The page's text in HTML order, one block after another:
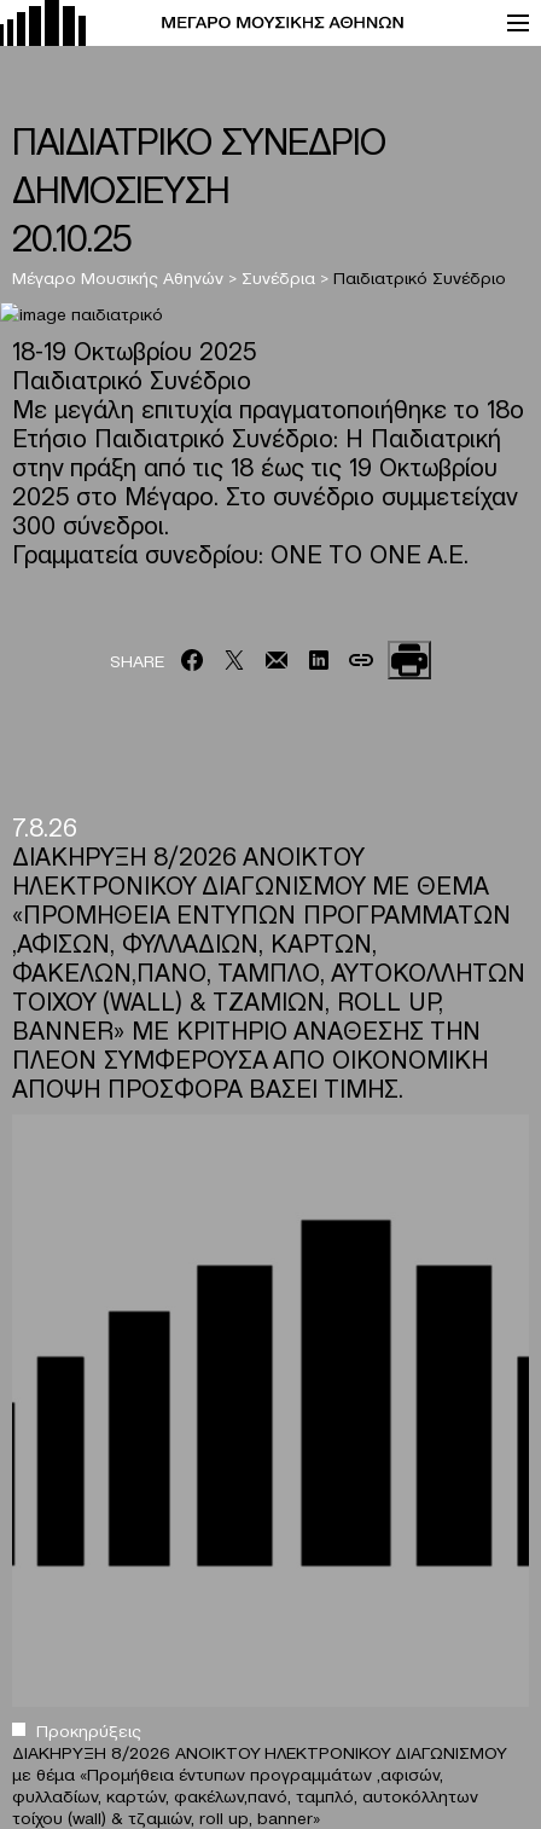
ΠΑΙΔΙΑΤΡΙΚΟ ΣΥΝΕΔΡΙΟ
ΔΗΜΟΣΙΕΥΣΗ
20.10.25
Μέγαρο Μουσικής Αθηνών > Συνέδρια > Παιδιατρικό Συνέδριο
18-19 Οκτωβρίου 2025
Παιδιατρικό Συνέδριο
Με μεγάλη επιτυχία πραγματοποιήθηκε τo 18ο
Ετήσιο Παιδιατρικό Συνέδριο: H Παιδιατρική
στην πράξη από τις 18 έως τις 19 Οκτωβρίου
2025 στο Μέγαρο. Στο συνέδριο συμμετείχαν
300 σύνεδροι.
Γραμματεία συνεδρίου: ΟΝΕ ΤΟ ΟΝΕ Α.Ε.
SHARE
7.8.26
ΔΙΑΚΗΡΥΞΗ 8/2026 ΑΝΟΙΚΤΟΥ
ΗΛΕΚΤΡΟΝΙΚΟΥ ΔΙΑΓΩΝΙΣΜΟΥ ΜΕ ΘΕΜΑ
«ΠΡΟΜΗΘΕΙΑ ΕΝΤΥΠΩΝ ΠΡΟΓΡΑΜΜΑΤΩΝ
,ΑΦΙΣΩΝ, ΦΥΛΛΑΔΙΩΝ, ΚΑΡΤΩΝ,
ΦΑΚΕΛΩΝ,ΠΑΝΟ, ΤΑΜΠΛΟ, ΑΥΤΟΚΟΛΛΗΤΩΝ
ΤΟΙΧΟΥ (WALL) & ΤΖΑΜΙΩΝ, ROLL UP,
BANNER» ΜΕ ΚΡΙΤΗΡΙΟ ΑΝΑΘΕΣΗΣ ΤΗΝ
ΠΛΕΟΝ ΣΥΜΦΕΡΟΥΣΑ ΑΠΟ ΟΙΚΟΝΟΜΙΚΗ
ΑΠΟΨΗ ΠΡΟΣΦΟΡΑ ΒΑΣΕΙ ΤΙΜΗΣ.
Προκηρύξεις
ΔΙΑΚΗΡΥΞΗ 8/2026 ΑΝΟΙΚΤΟΥ ΗΛΕΚΤΡΟΝΙΚΟΥ ΔΙΑΓΩΝΙΣΜΟΥ
με θέμα «Προμήθεια έντυπων προγραμμάτων ,αφισών,
φυλλαδίων, καρτών, φακέλων,πανό, ταμπλό, αυτοκόλλητων
τοίχου (wall) & τζαμιών, roll up, banner»